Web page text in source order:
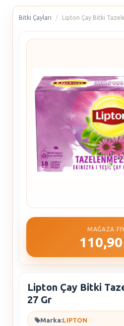
Bitki Çayları Lipton Çay Bitki
MAĞAZA
Lipton Çay Bitki
27 Gr
Marka:LIPTON